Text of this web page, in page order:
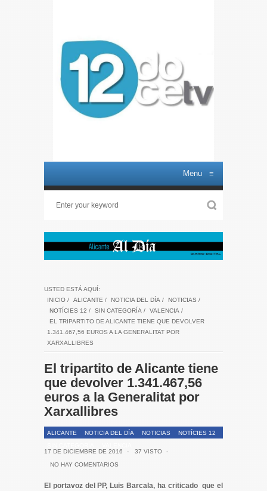
Menu ≡
USTED ESTÁ AQUÍ:
INICIO / ALICANTE / NOTICIA DEL DÍA / NOTICIAS /
NOTÍCIES 12 / SIN CATEGORÍA / VALENCIA /
EL TRIPARTITO DE ALICANTE TIENE QUE DEVOLVER
1.341.467,56 EUROS A LA GENERALITAT POR
XARXALLIBRES
El tripartito de Alicante tiene
que devolver 1.341.467,56
euros a la Generalitat por
Xarxallibres
ALICANTE NOTICIA DEL DÍA NOTICIAS
NOTÍCIES 12
17 DE DICIEMBRE DE 2016
- 37 VISTO
-
NO HAY COMENTARIOS
El portavoz del PP, Luis Barcala, ha criticado que el